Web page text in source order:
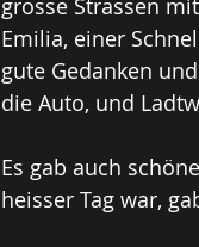
grosse Strassen
Emilia, einer
gute Gedanken
die Auto, und
Es gab auch
heisser Tag war,